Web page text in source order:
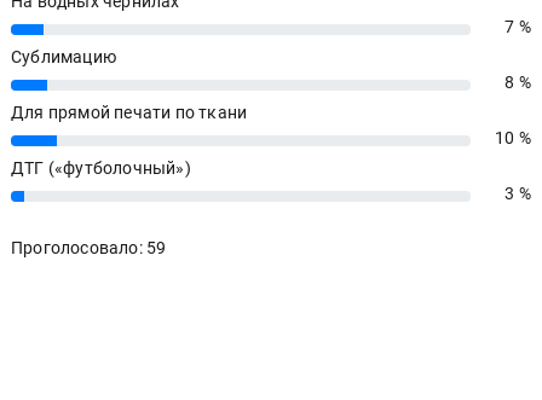
7%
7 %
Сублимацию
8%
8 %
Для прямой печати по ткани
10%
10 %
ДТГ («футболочный»)
3% 3 %
Проголосовало: 59